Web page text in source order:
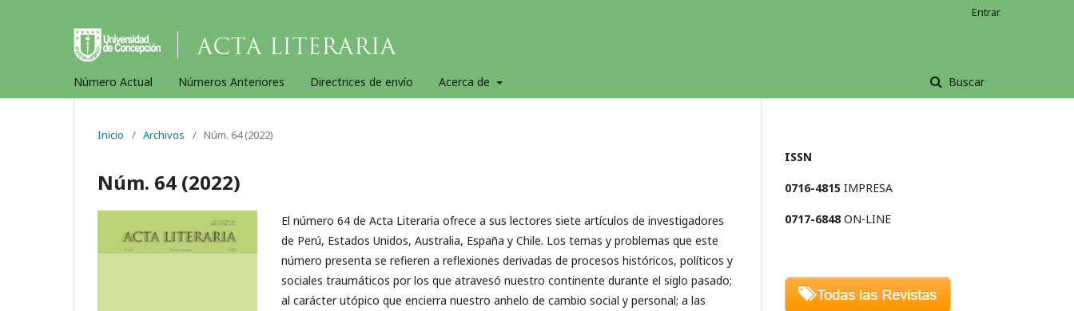
Número Actual Números Anteriores Directrices de envío Acerca de Buscar
Entrar
Inicio / Archivos / Núm. 64 (2022)
Núm. 64 (2022)
El número 64 de Acta Literaria ofrece a sus lectores siete artículos de investigadores
de Perú, Estados Unidos, Australia, España y Chile. Los temas y problemas que este
número presenta se refieren a reflexiones derivadas de procesos históricos, políticos y
sociales traumáticos por los que atravesó nuestro continente durante el siglo pasado;
al carácter utópico que encierra nuestro anhelo de cambio social y personal; a las
ISSN
0716-4815 IMPRESA
0717-6848ON-LINE